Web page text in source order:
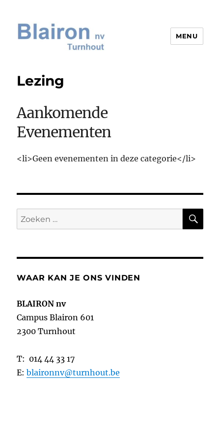
MENU
Lezing
Aankomende
Evenementen
<li>Geen evenementen in deze categorie</li>
Zoeken
naar:
WAAR KAN JE ONS VINDEN
BLAIRON nv
Campus Blairon 601
2300 Turnhout
T: 014 44 33 17
E:blaironnv@turnhout.be